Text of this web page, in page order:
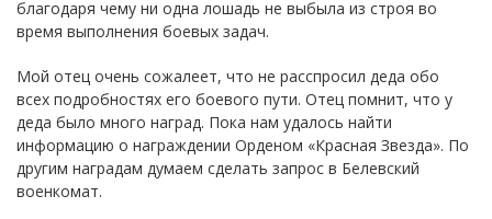
благодаря чему ни одна лошадь не выбыла из строя во
время выполнения боевых задач.
Мой отец очень сожалеет, что не расспросил деда обо
всех подробностях его боевого пути. Отец помнит, что у
деда было много наград. Пока нам удалось найти
информацию о награждении Орденом «Красная Звезда». По
другим наградам думаем сделать запрос в Белевский
военкомат.